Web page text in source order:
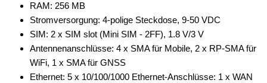
RAM: 256 MB
Stromversorgung: 4-polige Steckdose, 9-50 VDC
SIM: 2 x SIM slot (Mini SIM - 2FF), 1.8 V/3 V
Antennenanschlüsse: 4 x SMA für Mobile, 2 x RP-SMA für
WiFi, 1 x SMA für GNSS
Ethernet: 5 x 10/100/1000 Ethernet-Anschlüsse: 1 x WAN